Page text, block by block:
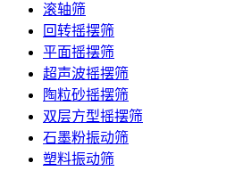
滚轴筛
回转摇摆筛
平面摇摆筛
超声波摇摆筛
陶粒砂摇摆筛
双层方型摇摆筛
石墨粉振动筛
塑料振动筛